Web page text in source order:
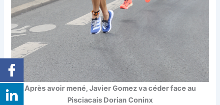
Après avoir mené, Javier Gomez va céder face au
Pisciacais Dorian Coninx